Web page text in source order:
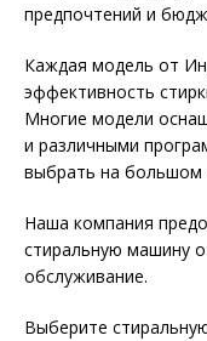
предпочтений и
Каждая модель от
эффективность
Многие модели
и различными
выбрать на большом
Наша компания
стиральную машину
обслуживание.
Выберите